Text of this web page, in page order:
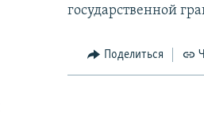
государственной
Поделиться